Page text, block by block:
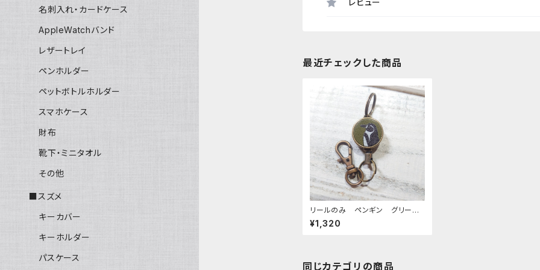
レビュー
最近チェックした商品
リールのみ ペンギン グリー
ン ぺんぎん
¥1,320
同じカテゴリの商品
名刺入れ・カードケース
AppleWatchバンド
レザートレイ
ペンホルダー
ペットボトルホルダー
スマホケース
財布
靴下・ミニタオル
その他
■スズメ
キーカバー
キーホルダー
パスケース